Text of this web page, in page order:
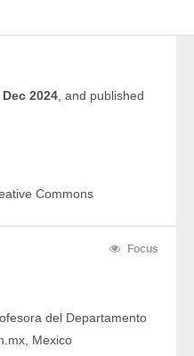
2024 and published
Commons
Focus
del Departamento
Mexico